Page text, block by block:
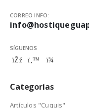
CORREO INFO:
SÍGUENOS
Categorías
Artículos "Cuquis"